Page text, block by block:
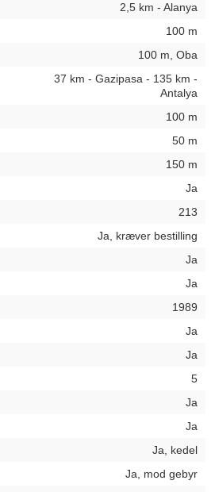
2,5 km - Alanya
100 m
100 m, Oba
37 km - Gazipasa - 135 km -
Antalya
100 m
50 m
150 m
Ja
213
Ja, kræver bestilling
Ja
Ja
1989
Ja
Ja
5
Ja
Ja
Ja, kedel
Ja, mod gebyr